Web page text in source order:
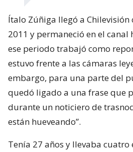
Ítalo Zúñiga llegó a
2011 y permaneció en el canal
ese periodo trabajó como
estuvo frente a las cámaras
embargo, para una parte del
quedó ligado a una frase que
durante un noticiero de
están hueveando”.
Tenía 27 años y llevaba cuatro